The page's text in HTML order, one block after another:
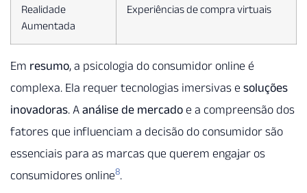
Realidade
Aumentada
Experiências de compra virtuais
Em resumo, a psicologia do consumidor online é
complexa. Ela requer tecnologias imersivas e soluções
inovadoras. A análise de mercado e a compreensão dos
fatores que influenciam a decisão do consumidor são
essenciais para as marcas que querem engajar os
consumidores online8.